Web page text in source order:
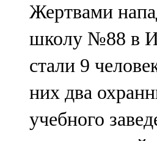
Мөслим
100,0 FM
Нурлат
104,7 FM
Олы Әтнә
Жертвами
школу №88 в
стали 9
них два
учебного